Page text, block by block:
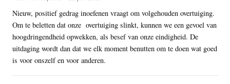
Nieuw, positief gedrag inoefenen vraagt om volgehouden overtuiging.
Om te beletten dat onze overtuiging slinkt, kunnen we een gevoel van
hoogdringendheid opwekken, als besef van onze eindigheid. De
uitdaging wordt dan dat we elk moment benutten om te doen wat goed
is voor onszelf en voor anderen.